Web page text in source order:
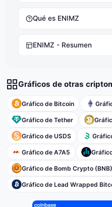
Qué es ENIMZ
ENIMZ - Resumen
Gráficos de otras
Gráfico de Bitcoin
Gráfico de Tether
Gráfico de USDS
Gráfico de A7A5
Gráfico de Bomb Crypto (BNB)
Gráfico de Lead Wrapped